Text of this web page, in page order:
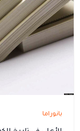
بانوراما